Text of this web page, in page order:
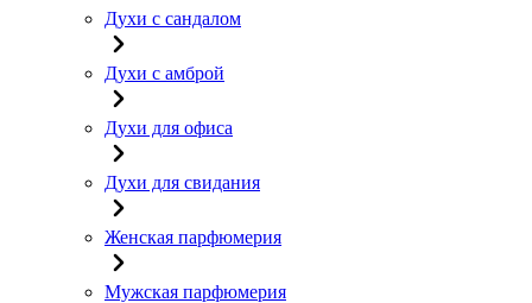
Духи с сандалом
Духи с амброй
Духи для офиса
Духи для свидания
Женская парфюмерия
Мужская парфюмерия